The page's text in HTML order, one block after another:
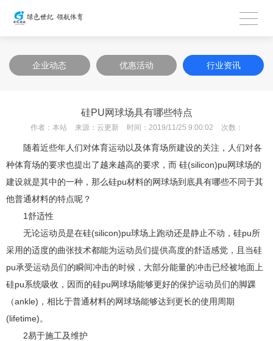
企业动态 优惠活动 行业资讯
硅PU网球场具有哪些特点
作者： 本站 来源： 云更新 时间： 2019/11/25 9:00:02 次数：
随着近些年人们对体育运动以及体育场所建设的关注，人们对各
种体育场的要求也提出了越来越高的要求，而 硅(silicon)pu网球场的
建设就是其中的一种，那么硅pu材料的网球场到底具有哪些不同于其
他普通材料的特点呢？
1舒适性
无论运动员是在硅(silicon)pu球场上跑动还是静止不动，硅pu所
采用的适度的曲张技术都能为运动员们提供高度的舒适感觉，且当硅
pu承受运动员们的瞬间冲击的时候，大部分能量的冲击已经被地面上
硅pu系统吸收，因而的硅pu网球场能够更好的保护运动员们的脚踝
（ankle)，相比于普通材料的网球场能够达到更长的使用周期
(lifetime)。
2易于施工及维护